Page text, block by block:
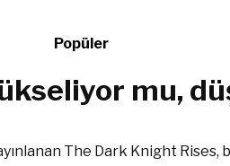
Popüler
mu,
The Dark Knight Rises,